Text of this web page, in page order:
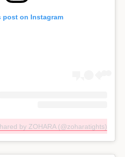
post on Instagram
by ZOHARA (@zoharatights)